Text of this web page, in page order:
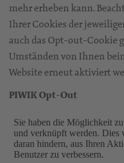
mehr erheben kann.
Ihrer Cookies der
auch das Opt-out-Cookie
Umständen von Ihnen
Website erneut aktiviert
PIWIK Opt-Out